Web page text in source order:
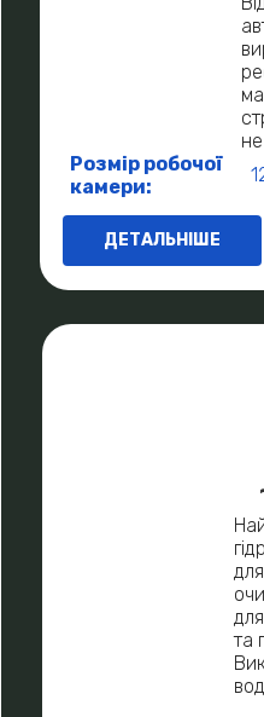
ДЕТАЛЬНІШЕ
Розмір робочої
камери:
та